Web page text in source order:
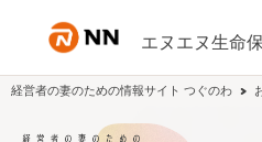
エヌエヌ生命
経営者の妻のための情報サイト つぐのわ